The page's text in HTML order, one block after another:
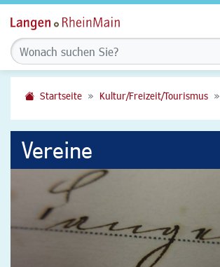
Startseite Kultur/Freizeit/Tourismus
Vereine